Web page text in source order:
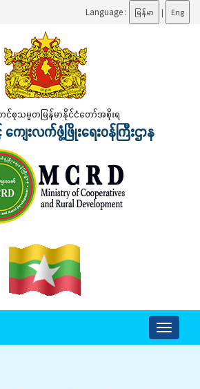
Language : မြန်မာ | Eng
င်စုသမ္မတမြန်မာနိုင်ငံတော်အစိုးရ
ျေးလက်ဖွံ့ဖြိုးရေးဝန်ကြီးဌာန
Toggle